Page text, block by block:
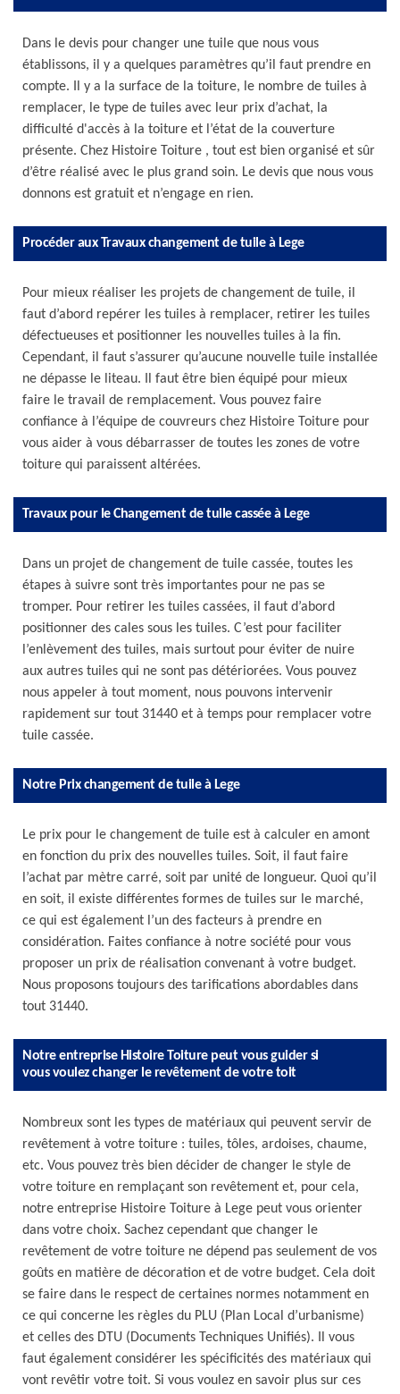
Dans le devis pour changer une tuile que nous vous
établissons, il y a quelques paramètres qu’il faut prendre en
compte. Il y a la surface de la toiture, le nombre de tuiles à
remplacer, le type de tuiles avec leur prix d’achat, la
difficulté d'accès à la toiture et l’état de la couverture
présente. Chez Histoire Toiture , tout est bien organisé et sûr
d’être réalisé avec le plus grand soin. Le devis que nous vous
donnons est gratuit et n’engage en rien.
Procéder aux Travaux changement de tuile à Lege
Pour mieux réaliser les projets de changement de tuile, il
faut d’abord repérer les tuiles à remplacer, retirer les tuiles
défectueuses et positionner les nouvelles tuiles à la fin.
Cependant, il faut s’assurer qu’aucune nouvelle tuile installée
ne dépasse le liteau. Il faut être bien équipé pour mieux
faire le travail de remplacement. Vous pouvez faire
confiance à l’équipe de couvreurs chez Histoire Toiture pour
vous aider à vous débarrasser de toutes les zones de votre
toiture qui paraissent altérées.
Travaux pour le Changement de tuile cassée à Lege
Dans un projet de changement de tuile cassée, toutes les
étapes à suivre sont très importantes pour ne pas se
tromper. Pour retirer les tuiles cassées, il faut d’abord
positionner des cales sous les tuiles. C’est pour faciliter
l’enlèvement des tuiles, mais surtout pour éviter de nuire
aux autres tuiles qui ne sont pas détériorées. Vous pouvez
nous appeler à tout moment, nous pouvons intervenir
rapidement sur tout 31440 et à temps pour remplacer votre
tuile cassée.
Notre Prix changement de tuile à Lege
Le prix pour le changement de tuile est à calculer en amont
en fonction du prix des nouvelles tuiles. Soit, il faut faire
l’achat par mètre carré, soit par unité de longueur. Quoi qu’il
en soit, il existe différentes formes de tuiles sur le marché,
ce qui est également l’un des facteurs à prendre en
considération. Faites confiance à notre société pour vous
proposer un prix de réalisation convenant à votre budget.
Nous proposons toujours des tarifications abordables dans
tout 31440.
Notre entreprise Histoire Toiture peut vous guider si
vous voulez changer le revêtement de votre toit
Nombreux sont les types de matériaux qui peuvent servir de
revêtement à votre toiture : tuiles, tôles, ardoises, chaume,
etc. Vous pouvez très bien décider de changer le style de
votre toiture en remplaçant son revêtement et, pour cela,
notre entreprise Histoire Toiture à Lege peut vous orienter
dans votre choix. Sachez cependant que changer le
revêtement de votre toiture ne dépend pas seulement de vos
goûts en matière de décoration et de votre budget. Cela doit
se faire dans le respect de certaines normes notamment en
ce qui concerne les règles du PLU (Plan Local d’urbanisme)
et celles des DTU (Documents Techniques Unifiés). Il vous
faut également considérer les spécificités des matériaux qui
vont revêtir votre toit. Si vous voulez en savoir plus sur ces